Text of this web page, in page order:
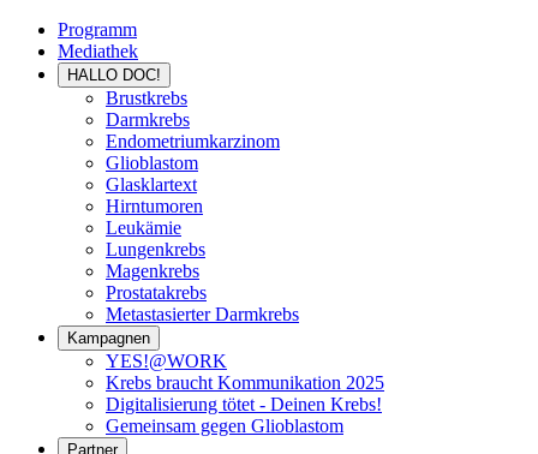
Programm
Mediathek
HALLO DOC!
Brustkrebs
Darmkrebs
Endometriumkarzinom
Glioblastom
Glasklartext
Hirntumoren
Leukämie
Lungenkrebs
Magenkrebs
Prostatakrebs
Metastasierter Darmkrebs
Kampagnen
YES!@WORK
Krebs braucht Kommunikation 2025
Digitalisierung tötet - Deinen Krebs!
Gemeinsam gegen Glioblastom
Partner